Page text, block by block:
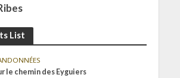
List
le chemin des Eyguiers